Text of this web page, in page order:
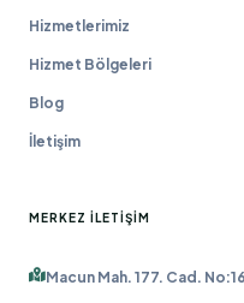
Hizmetlerimiz
Hizmet Bölgeleri
Blog
İletişim
MERKEZ İLETIŞIM
Macun Mah. 177. Cad.